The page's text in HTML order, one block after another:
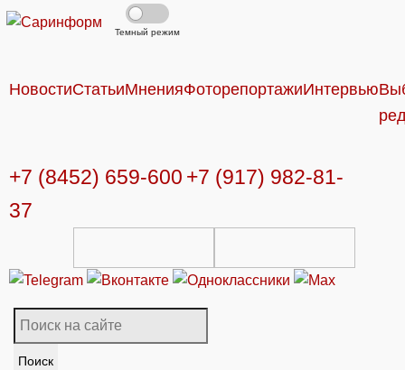
Темный режим
НовостиСтатьиМненияФоторепортажиИнтервью
+7 (8452) 659-600 +7 (917) 982-81-
37
Поиск